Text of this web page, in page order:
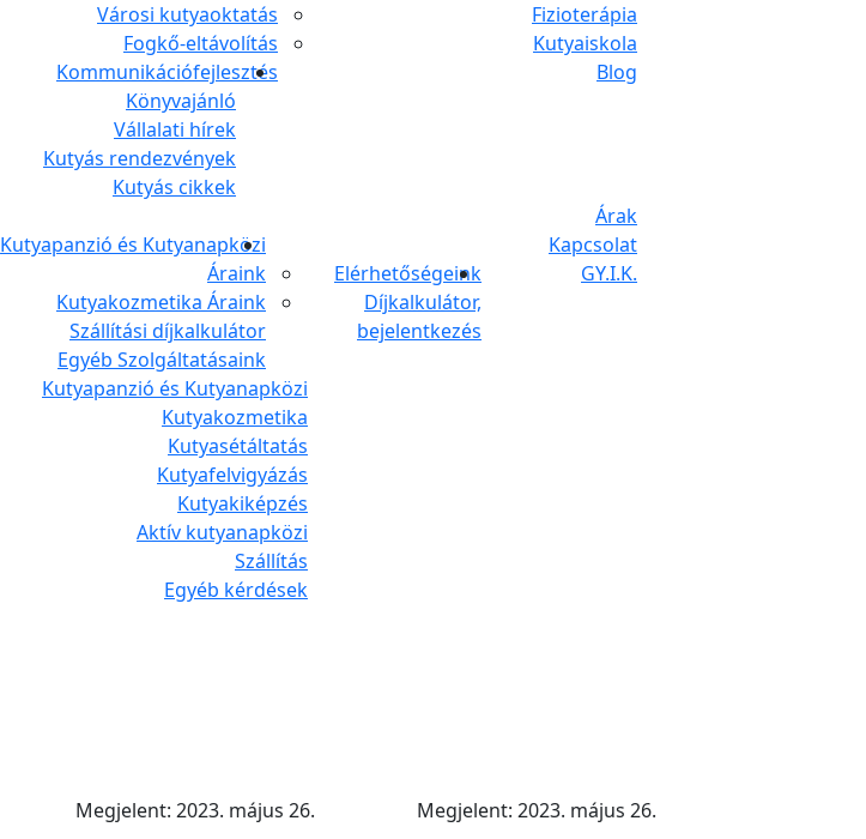
Városi kutyaoktatás
Fogkő-eltávolítás
Kommunikációfejlesztés
Fizioterápia
Kutyaiskola
Blog
Könyvajánló
Vállalati hírek
Kutyás rendezvények
Kutyás cikkek
Árak
Kutyapanzió és Kutyanapközi
Áraink
Kutyakozmetika Áraink
Szállítási díjkalkulátor
Egyéb Szolgáltatásaink
Kapcsolat
Elérhetőségeink
Díjkalkulátor,
bejelentkezés
GY.I.K.
Kutyapanzió és Kutyanapközi
Kutyakozmetika
Kutyasétáltatás
Kutyafelvigyázás
Kutyakiképzés
Aktív kutyanapközi
Szállítás
Egyéb kérdések
Megjelent: 2023. május 26. Megjelent: 2023. május 26.